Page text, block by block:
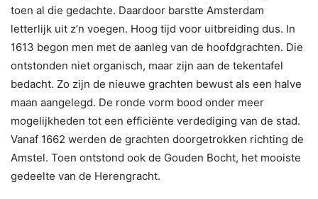
toen al die gedachte. Daardoor barstte Amsterdam
letterlijk uit z’n voegen. Hoog tijd voor uitbreiding dus. In
1613 begon men met de aanleg van de hoofdgrachten. Die
ontstonden niet organisch, maar zijn aan de tekentafel
bedacht. Zo zijn de nieuwe grachten bewust als een halve
maan aangelegd. De ronde vorm bood onder meer
mogelijkheden tot een efficiënte verdediging van de stad.
Vanaf 1662 werden de grachten doorgetrokken richting de
Amstel. Toen ontstond ook de Gouden Bocht, het mooiste
gedeelte van de Herengracht.